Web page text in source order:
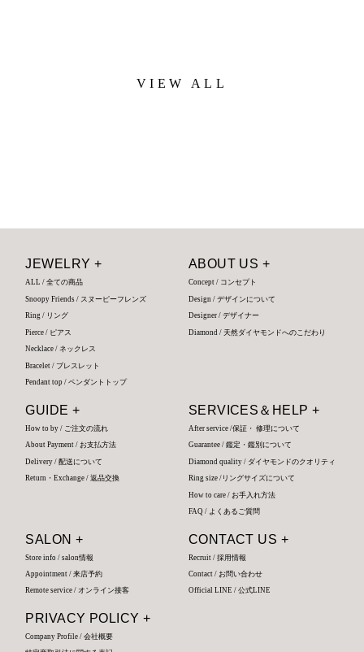
VIEW ALL
JEWELRY +
ALL / 全ての商品
Snoopy Friends / スヌーピーフレンズ
Ring / リング
Pierce / ピアス
Necklace / ネックレス
Bracelet / ブレスレット
Pendant top / ペンダントトップ
ABOUT US +
Concept / コンセプト
Design / デザインについて
Designer / デザイナー
Diamond / 天然ダイヤモンドへのこだわり
GUIDE +
How to by / ご注文の流れ
About Payment / お支払方法
Delivery / 配送について
Return・Exchange / 返品交換
SERVICES＆HELP +
After service /保証・ 修理について
Guarantee / 鑑定・鑑別について
Diamond quality / ダイヤモンドのクオリティ
Ring size /リングサイズについて
How to care / お手入れ方法
FAQ / よくあるご質問
SALON +
Store info / salon情報
Appointment / 来店予約
Remote service / オンライン接客
CONTACT US +
Recruit / 採用情報
Contact / お問い合わせ
Official LINE / 公式LINE
PRIVACY POLICY +
Company Profile / 会社概要